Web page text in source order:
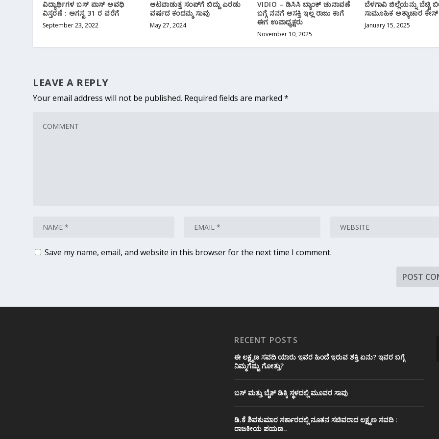
ವಿದ್ಯಾರ್ಥಿಗಳ ಬಸ್ ಪಾಸ್ ಅವಧಿ
ವಿಸ್ತರಣೆ : ಅಗಸ್ಟ 31 ರ ವರೆಗೆ
September 23, 2022
ಆಟವಾಡುತ್ತ ಸಂಪ್‌ಗೆ ಬಿದ್ದು ಎರಡು
ವರ್ಷದ ಕಂದಮ್ಮ ಸಾವು
May 27, 2024
VIDIO – ಡಿಸಿಸಿ ಬ್ಯಾಂಕ್ ಚುನಾವಣೆ
‌ಬಗ್ಗೆ ನನಗೆ ಆಸಕ್ತಿ ಇಲ್ಲ ರಾಜು ಕಾಗೆ
ಈಗ ಉಪಾಧ್ಯಕ್ಷರು
November 10, 2025
ಬೆಳಗಾವಿ ಜಿಲ್ಲೆಯನ್ನು ಬೆಚ್ಚಿ
ಸಾಮೂಹಿಕ ಅತ್ಯಾಚಾರ ಕೇಸ್
January 15, 2025
LEAVE A REPLY
Your email address will not be published. Required fields are marked*
Save my name, email, and website in this browser for the next time I comment.
RECENT POSTS
ಈ ಲಕ್ಷ್ಮಣ ಸವದಿ ಯಾರು ಇವರ ಹಿಂದೆ ಇರುವ ಶಕ್ತಿ ಏನು? ಇವರ ಬಗ್ಗೆ
ನಿಮ್ಮಗೆಷ್ಟು ಗೋತ್ತು?
ಬಸ್ ಮತ್ತು ಬೈಕ್ ಡಿಕ್ಕಿ ಸ್ಥಳದಲ್ಲಿ ಮೂವರ ಸಾವು
ಡಿ.ಕೆ ಶಿವಕುಮಾರ ಸರ್ಕಾರದಲ್ಲಿ ನೂತನ ಸಚಿವರಾದ ಲಕ್ಷ್ಮಣ ಸವದಿ :
ರಾಜಕೀಯ ಪಯಣ..